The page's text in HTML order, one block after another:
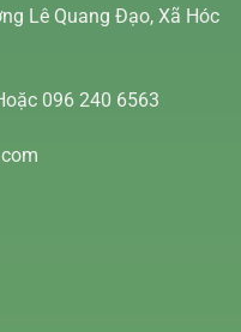
Lê Quang Đạo, Xã Hóc
096 240 6563